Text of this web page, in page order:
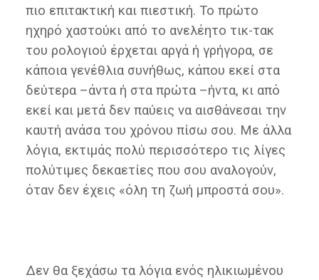
πιο επιτακτική και πιεστική. Το πρώτο
ηχηρό χαστούκι από το ανελέητο τικ-τακ
του ρολογιού έρχεται αργά ή γρήγορα, σε
κάποια γενέθλια συνήθως, κάπου εκεί στα
δεύτερα –άντα ή στα πρώτα –ήντα, κι από
εκεί και μετά δεν παύεις να αισθάνεσαι την
καυτή ανάσα του χρόνου πίσω σου. Με άλλα
λόγια, εκτιμάς πολύ περισσότερο τις λίγες
πολύτιμες δεκαετίες που σου αναλογούν,
όταν δεν έχεις «όλη τη ζωή μπροστά σου».
Δεν θα ξεχάσω τα λόγια ενός ηλικιωμένου